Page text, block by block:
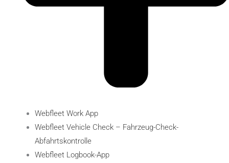
Webfleet Work App
Webfleet Vehicle Check – Fahrzeug-Check​-
Abfahrtskontrolle
Webfleet Logbook-App